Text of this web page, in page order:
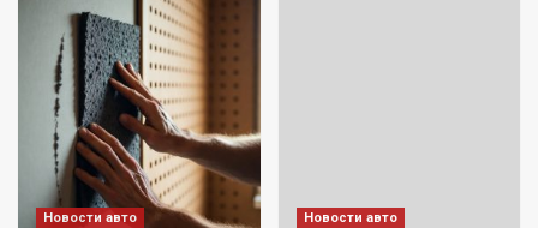
Новости авто Новости авто